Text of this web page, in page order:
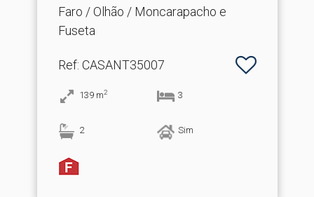
Faro / Olhão / Moncarapacho e
Fuseta
Ref: CASANT35007
139 m2 3
2 Sim